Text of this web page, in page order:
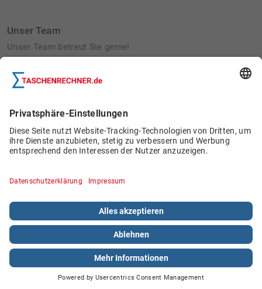
Unser Team
Unser Team betreut Sie gerne!
Bau von Wildbienennisthilfen
Schülerjobs
© 2026 Böttcher Datentechnik GmbH.